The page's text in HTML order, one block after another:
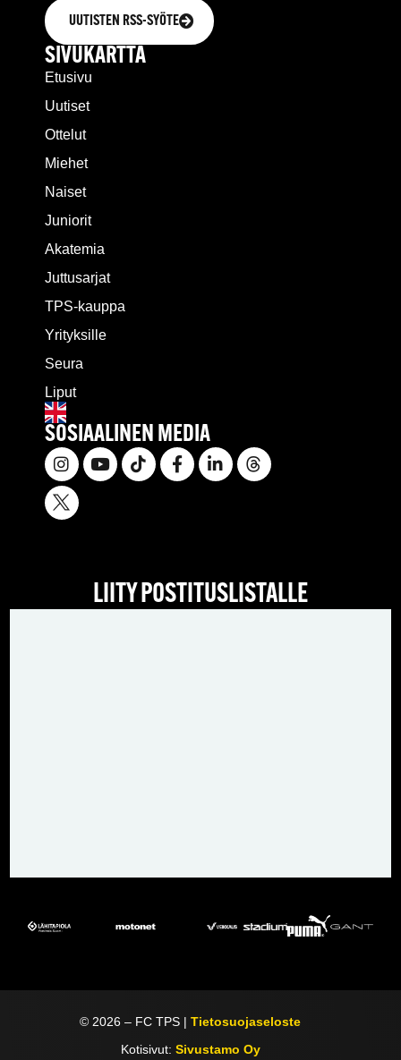
UUTISTEN RSS-SYÖTE
SIVUKARTTA
Etusivu
Uutiset
Ottelut
Miehet
Naiset
Juniorit
Akatemia
Juttusarjat
TPS-kauppa
Yrityksille
Seura
Liput
SOSIAALINEN MEDIA
LIITY POSTITUSLISTALLE
©2026 – FC TPS |Tietosuojaseloste
Kotisivut: Sivustamo Oy